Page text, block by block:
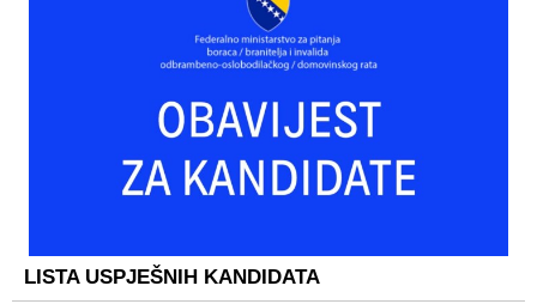
LISTA USPJEŠNIH KANDIDATA